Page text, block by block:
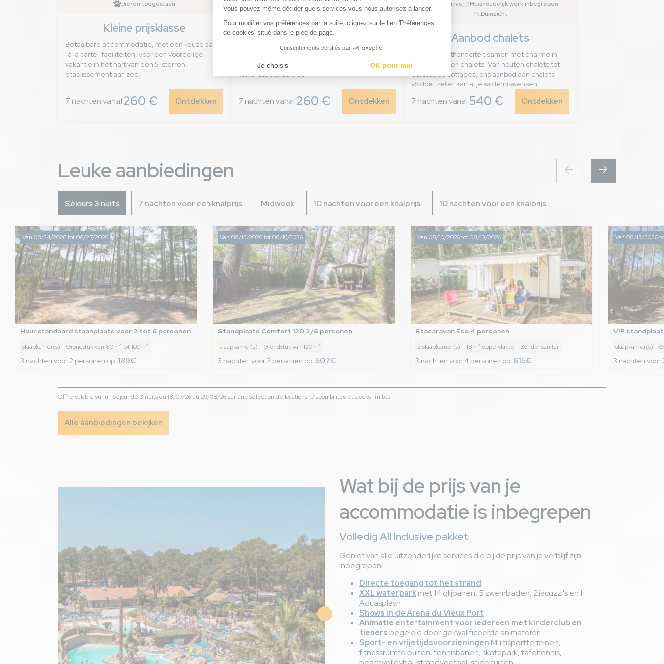
Dieren toegestaan
Kleine prijsklasse
Betaalbare accommodatie, met een keuze aan
"à la carte" faciliteiten, voor een voordelige
vakantie in het hart van een 5-sterren
etablissement aan zee.
7 nachten vanaf260 € Ontdekken
Dieren toegestaan
Ongewoon bereik
Ontdek onze ongewone accommodatie voor
een ongewone kampeerervaring, en beleef
vakantie op een andere manier, met de garantie
van 5-sterrenservice.
7 nachten vanaf260 € Ontdekken
XXL-terras
Huishoudelijk werk inbegrepen
Duinzicht
Aanbod chalets
Hier gaat authenticiteit samen met charme in
onze 5-sterren chalets. Van houten chalets tot
eersteklas cottages, ons aanbod aan chalets
voldoet zeker aan al je wilderniswensen.
7 nachten vanaf540 € Ontdekken
Leuke aanbiedingen
Séjours 3 nuits 7 nachten voor een knalprijs Midweek 10 nachten voor een knalprijs 10 nachten voor een knalprijs
Van 08/24/2026 tot 08/27/2026
Huur standaard staanplaats voor 2 tot 6 personen
slaapkamer(s) Grondstuk van 80m2 tot 100m2
3 nachten voor 2 personen op 189€
Van 08/13/2026 tot 08/16/2026
Standplaats Comfort 120 2/6 personen
slaapkamer(s) Grondstuk van 120m2
3 nachten voor 2 personen op 507€
Van 08/10/2026 tot 08/13/2026
Stacaravan Eco 4 personen
2 slaapkamer(s) 18m2 oppervlakte Zonder sanitair
3 nachten voor 4 personen op 615€
Van 08/13/2026
VIP
slaapkamer(s)
3 nachten voor
arrow_back arrow_forward
Offre valable sur un séjour de 3 nuits du 18/07/26 au 29/08/26 sur une sélection de locations. Disponibilités et stocks limités.
Alle aanbiedingen bekijken
Wat bij de prijs van je
accommodatie is inbegrepen
Volledig All Inclusive pakket
Geniet van alle uitzonderlijke services die bij de prijs van je verblijf zijn
inbegrepen:
Directe toegang tot het strand
XXL waterparkmet 14 glijbanen, 5 zwembaden, 2 jacuzzi's en 1
Aquasplash
Shows in de Arena du Vieux Port
Animatie entertainment voor iedereen met kindercluben
tieners begeleid door gekwalificeerde animatoren
Sport- en vrijetijdsvoorzieningen Multisportterreinen,
fitnessruimte buiten, tennisbanen, skatepark, tafeltennis,
Afbeelding